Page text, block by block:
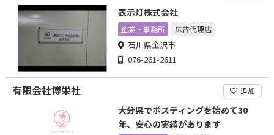
表示灯株式会社
企業・事務所 広告代理店
石川県金沢市
076-261-2611
有限会社博栄社 追加
大分県でポスティングを始めて30
年、安心の実績があります